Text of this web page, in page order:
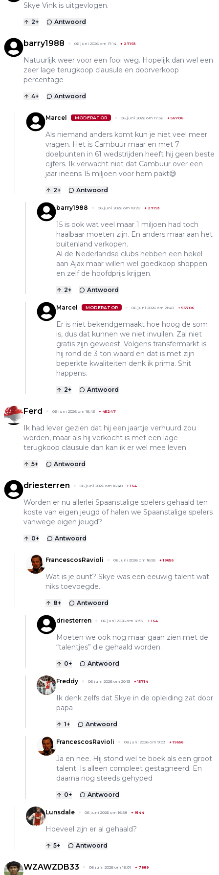
Skye Vink is uitgevlogen.
2+ Antwoord
barry1988 06 juni 2026 om 17:14 + 27193
Natuurlijk weer voor een fooi weg. Hopelijk dan wel een
zeer lage terugkoop clausule en doorverkoop
percentage
4+ Antwoord
Marcel MODERATOR 06 juni 2026 om 17:56 +56706
Als niemand anders komt kun je niet veel meer
vragen. Het is Cambuur maar en met 7
doelpunten in 61 wedstrijden heeft hij geen beste
cijfers. Ik verwacht niet dat Cambuur over een
jaar ineens 15 miljoen voor hem pakt😅
2+ Antwoord
barry1988 06 juni 2026 om 18:28 + 27193
15 is ook wat veel maar 1 miljoen had toch
haalbaar moeten zijn. En anders maar aan het
buitenland verkopen.
Al de Nederlandse clubs hebben een hekel
aan Ajax maar willen wel goedkoop shoppen
en zelf de hoofdprijs krijgen.
2+ Antwoord
Marcel MODERATOR 06 juni 2026 om 21:40 +56706
Er is niet bekendgemaakt hoe hoog de som
is, dus dat kunnen we niet invullen. Zal niet
gratis zijn geweest. Volgens transfermarkt is
hij rond de 3 ton waard en dat is met zijn
beperkte kwaliteiten denk ik prima. Shit
happens.
2+ Antwoord
Ferd 06 juni 2026 om 16:43 + 45247
Ik had lever gezien dat hij een jaartje verhuurd zou
worden, maar als hij verkocht is met een lage
terugkoop clausule dan kan ik er wel mee leven
5+ Antwoord
driesterren 06 juni 2026 om 16:40 +164
Worden er nu allerlei Spaanstalige spelers gehaald ten
koste van eigen jeugd of halen we Spaanstalige spelers
vanwege eigen jeugd?
0+ Antwoord
FrancescosRavioli 06 juni 2026 om 16:55 +19656
Wat is je punt? Skye was een eeuwig talent wat
niks toevoegde.
8+ Antwoord
driesterren 06 juni 2026 om 16:57 +164
Moeten we ook nog maar gaan zien met de
“talentjes” die gehaald worden.
0+ Antwoord
Freddy 06 juni 2026 om 20:13 +15714
Ik denk zelfs dat Skye in de opleiding zat door
papa
1+ Antwoord
FrancescosRavioli 08 juni 2026 om 9:03 +19656
Ja en nee. Hij stond wel te boek als een groot
talent. Is alleen compleet gestagneerd. En
daarna nog steeds gehyped
0+ Antwoord
Lunsdale 06 juni 2026 om 16:58 + 9144
Hoeveel zijn er al gehaald?
5+ Antwoord
WZAWZDB33 06 juni 2026 om 16:01 + 7889